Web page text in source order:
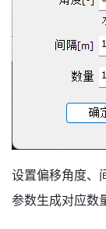
设置偏移角度、
参数生成对应数